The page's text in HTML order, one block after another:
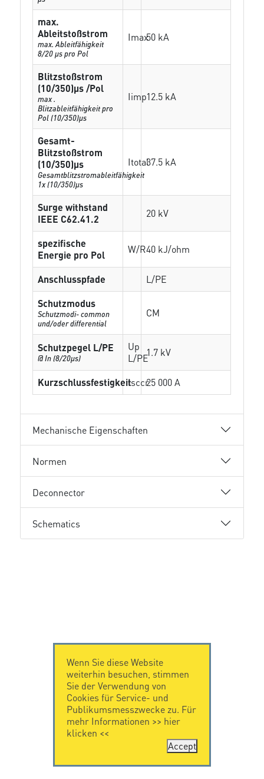
max.
Ableitstoßstrom
max. Ableitfähigkeit
8/20 µs pro Pol
Imax50 kA
Blitzstoßstrom
(10/350)µs /Pol
max .
Blitzableitfähigkeit pro
Pol (10/350)µs
Iimp12.5 kA
Gesamt-
Blitzstoßstrom
(10/350)µs
Gesamtblitzstromableitfähigkeit
1x (10/350)µs
Itotal37.5 kA
Surge withstand
IEEE C62.41.2
20 kV
spezifische
Energie pro Pol
W/R40 kJ/ohm
Anschlusspfade
L/PE
Schutzmodus
Schutzmodi- common
und/oder differential
CM
Schutzpegel L/PE
@ In (8/20µs)
Up
L/PE1.7 kV
KurzschlussfestigkeitIsccr25 000 A
Mechanische Eigenschaften
Normen
Deconnector
Schematics
Wenn Sie diese Website
weiterhin besuchen, stimmen
Sie der Verwendung von
Cookies für Service- und
Publikumsmesszwecke zu. Für
mehr Informationen >> hier
klicken <<
Accept